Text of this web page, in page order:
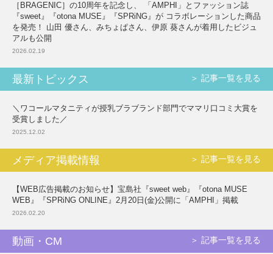
［BRAGENIC］の10周年を記念し、 「AMPHI」とファッション誌
『sweet』『otona MUSE』『SPRiNG』が コラボレーションした商品
を発売！ 山田 優さん、みちょぱさん、伊原 葵さんが着用したビジュ
アルも公開
2026.02.19
最新トピックス ＞ 記事一覧を見る
＼ワコールマタニティが授乳ブラブランド部門でママリ口コミ大賞を
受賞しました／
2025.12.02
メディア掲載情報 ＞ 記事一覧を見る
【WEB広告掲載のお知らせ】宝島社『sweet web』『otona MUSE
WEB』『SPRiNG ONLINE』2月20日(金)公開に「AMPHI」掲載
2026.02.20
動画・CM ＞ 記事一覧を見る